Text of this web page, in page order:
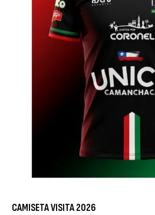
CAMISETA VISITA 2026